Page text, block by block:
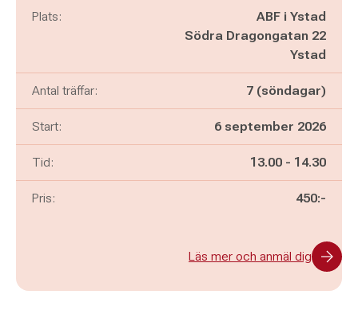
Plats:
ABF i Ystad
Södra Dragongatan 22
Ystad
Antal träffar: 7 (söndagar)
Start: 6 september 2026
Tid: Pågår mellan
13.00 - och
14.30
Pris: 450:-
Läs mer och anmäl dig